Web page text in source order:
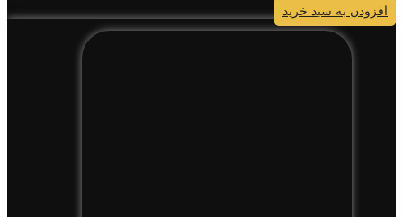
افزودن به سبد خرید